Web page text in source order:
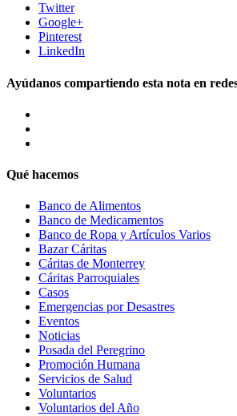
Twitter
Google+
Pinterest
LinkedIn
Ayúdanos compartiendo esta nota en
Qué hacemos
Banco de Alimentos
Banco de Medicamentos
Banco de Ropa y Artículos Varios
Bazar Cáritas
Cáritas de Monterrey
Cáritas Parroquiales
Casos
Emergencias por Desastres
Eventos
Noticias
Posada del Peregrino
Promoción Humana
Servicios de Salud
Voluntarios
Voluntarios del Año